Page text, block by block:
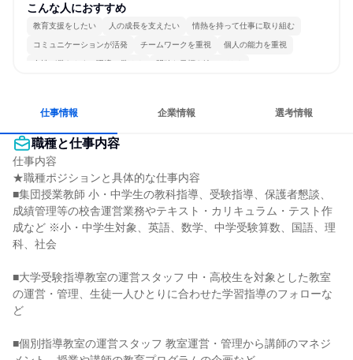
こんな人におすすめ
教育支援をしたい 人の成長を支えたい 情熱を持って仕事に取り組む
コミュニケーションが活発 チームワークを重視 個人の能力を重視
女性が働きやすい環境で働ける 明確な目標を追いかける
仕事情報 企業情報 選考情報
職種と仕事内容
仕事内容
★職種ポジションと具体的な仕事内容
■集団授業教師 小・中学生の教科指導、受験指導、保護者懇談、
成績管理等の校舎運営業務やテキスト・カリキュラム・テスト作
成など ※小・中学生対象、英語、数学、中学受験算数、国語、理
科、社会
■大学受験指導教室の運営スタッフ 中・高校生を対象とした教室
の運営・管理、生徒一人ひとりに合わせた学習指導のフォローな
ど
■個別指導教室の運営スタッフ 教室運営・管理から講師のマネジ